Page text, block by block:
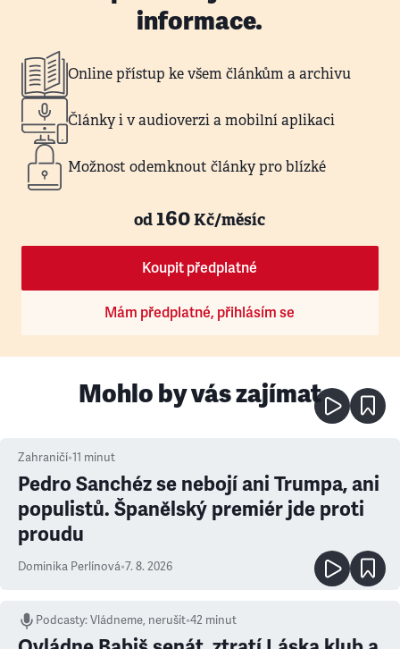
informace.
Online přístup ke všem článkům a archivu
Články i v audioverzi a mobilní aplikaci
Možnost odemknout články pro blízké
od160Kč/měsíc
Koupit předplatné
Mám předplatné, přihlásím se
Mohlo by vás zajímat
Zahraničí•11 minut
Pedro Sanchéz se nebojí ani Trumpa, ani
populistů. Španělský premiér jde proti
proudu
Dominika Perlínová•7. 8. 2026
Podcasty:Vládneme, nerušit•42 minut